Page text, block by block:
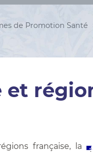
de Promotion Santé
et
française, la